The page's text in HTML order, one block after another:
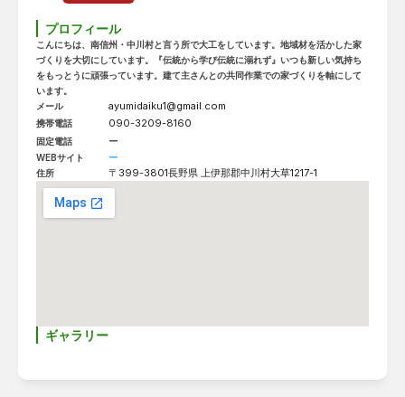
プロフィール
こんにちは、南信州・中川村と言う所で大工をしています。地域材を活かした家
づくりを大切にしています。『伝統から学び伝統に溺れず』いつも新しい気持ち
をもっとうに頑張っています。建て主さんとの共同作業での家づくりを軸にして
います。
メール
ayumidaiku1@gmail.com
携帯電話 090-3209-8160
固定電話 ー
WEBサイト ー
住所 〒399-3801長野県 上伊那郡中川村大草1217-1
ギャラリー